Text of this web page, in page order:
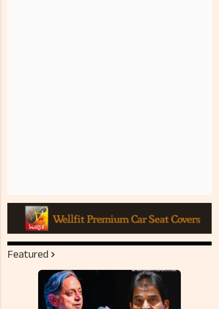
Featured